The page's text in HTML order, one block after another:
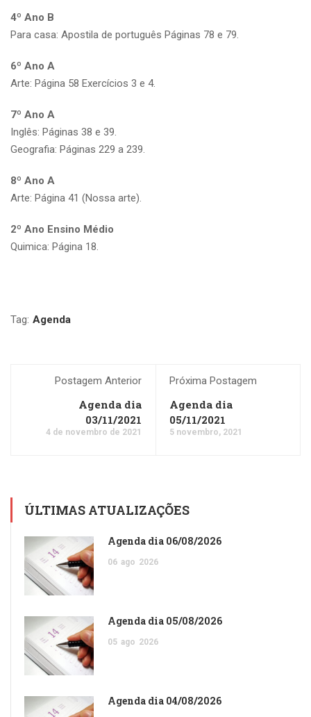
4º Ano B
Para casa: Apostila de português Páginas 78 e 79.
6º Ano A
Arte: Página 58 Exercícios 3 e 4.
7º Ano A
Inglês: Páginas 38 e 39.
Geografia: Páginas 229 a 239.
8º Ano A
Arte: Página 41 (Nossa arte).
2º Ano Ensino Médio
Quimica: Página 18.
Tag: Agenda
Postagem Anterior
Agenda dia
03/11/2021
4 de novembro de 2021
Próxima Postagem
Agenda dia
05/11/2021
5 novembro, 2021
ÚLTIMAS ATUALIZAÇÕES
Agenda dia 06/08/2026
06 ago 2026
Agenda dia 05/08/2026
05 ago 2026
Agenda dia 04/08/2026